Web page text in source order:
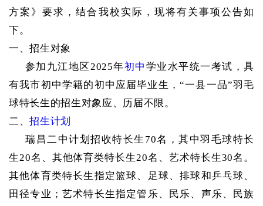
方案》要求，结合我校实际，现将有关事项公告如
下。
一、招生对象
参加九江地区2025年初中 学业水平统一考试，具
有我市初中学籍的初中应届毕业生，“一县一品”羽毛
球特长生的招生对象应、历届不限。
二、招生计划
瑞昌二中计划招收特长生 70名，其中羽毛球特长
生20名、其他体育类特长生20名、艺术特长生30名。
其他体育类特长生指定篮球、足球、排球和乒乓球、
田径专业；艺术特长生指定管乐、民乐、声乐、民族